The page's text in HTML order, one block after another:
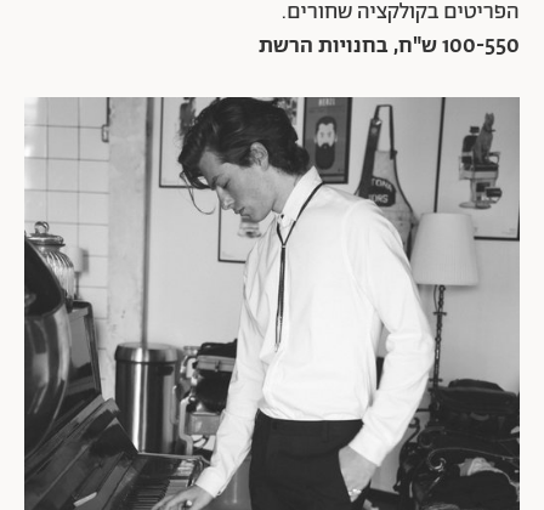
הפריטים בקולקציה שחורים.
100-550 ש"ח, בחנויות הרשת